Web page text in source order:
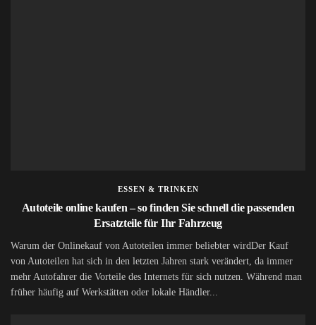
ESSEN & TRINKEN
Autoteile online kaufen – so finden Sie schnell die passenden
Ersatzteile für Ihr Fahrzeug
Warum der Onlinekauf von Autoteilen immer beliebter wirdDer Kauf
von Autoteilen hat sich in den letzten Jahren stark verändert, da immer
mehr Autofahrer die Vorteile des Internets für sich nutzen. Während man
früher häufig auf Werkstätten oder lokale Händler...